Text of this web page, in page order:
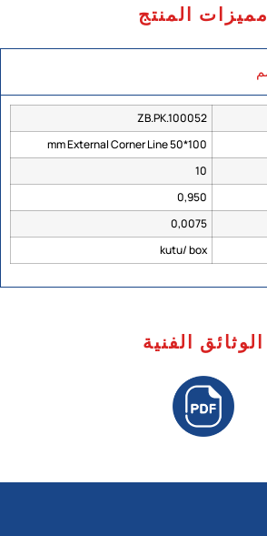
مميزات المنتج
ZB.PK.100052
100*50 mm External Corner Line
10
0,950
0,0075
kutu/ box
الوثائق الفنية